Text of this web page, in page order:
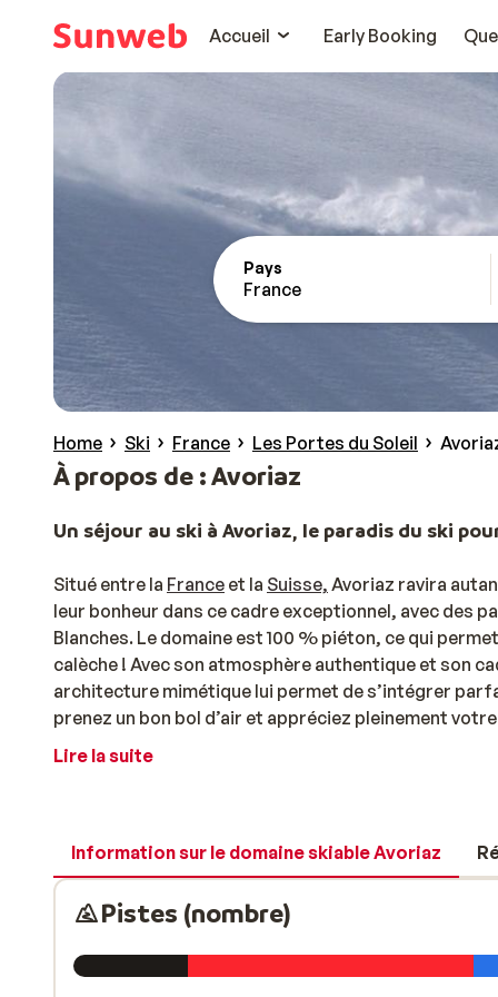
Accueil
Early Booking
Pays
France
Home Ski France Les Portes du Soleil
À propos de : Avoriaz
Un séjour au ski à Avoriaz, le paradis du ski
Situé entre la France et la Suisse, Avoriaz ravira
leur bonheur dans ce cadre exceptionnel, avec des
Blanches. Le domaine est 100 % piéton, ce qui
calèche ! Avec son atmosphère authentique et son
architecture mimétique lui permet de s’intégrer
prenez un bon bol d’air et appréciez pleinement
Portes du Soleil
En raison de la polyvalence et de l’immensité du
vous trouverez 51 kilomètres de pistes variées.
kilomètres de pistes. Que vous optiez pour un séjour
trouverez sûrement votre bonheur. Choisissez
de résidences tout confort,au pied des pistes de ski
Lire la suite
Information sur le domaine skiable Avoriaz
Pistes (nombre)